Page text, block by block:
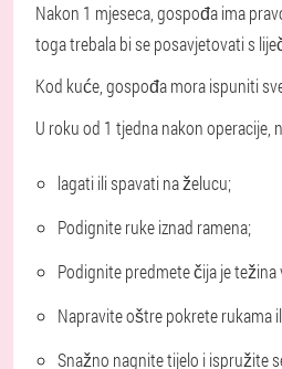
Nakon 1 mjeseca, gospođa ima
toga trebala bi se posavjetovati s
Kod kuće, gospođa mora ispuniti
U roku od 1 tjedna nakon operacije,
lagati ili spavati na želucu;
Podignite ruke iznad ramena;
Podignite predmete čija je težina
Napravite oštre pokrete rukama
Snažno nagnite tijelo i ispružite